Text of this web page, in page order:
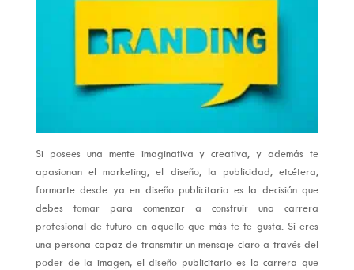
Si posees una mente imaginativa y creativa, y además te
apasionan el marketing, el diseño, la publicidad, etcétera,
formarte desde ya en diseño publicitario es la decisión que
debes tomar para comenzar a construir una carrera
profesional de futuro en aquello que más te te gusta. Si eres
una persona capaz de transmitir un mensaje claro a través del
poder de la imagen, el diseño publicitario es la carrera que